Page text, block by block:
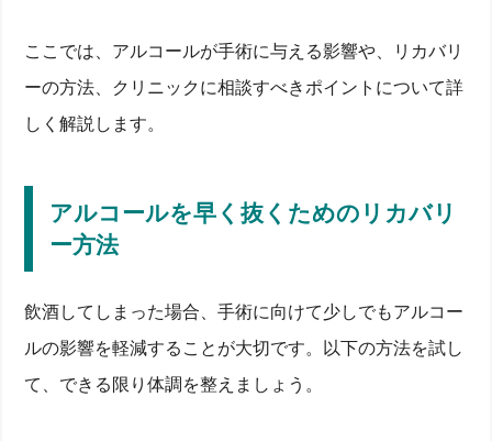
ここでは、アルコールが手術に与える影響や、リカバリ
ーの方法、クリニックに相談すべきポイントについて詳
しく解説します。
アルコールを早く抜くためのリカバリ
ー方法
飲酒してしまった場合、手術に向けて少しでもアルコー
ルの影響を軽減することが大切です。以下の方法を試し
て、できる限り体調を整えましょう。